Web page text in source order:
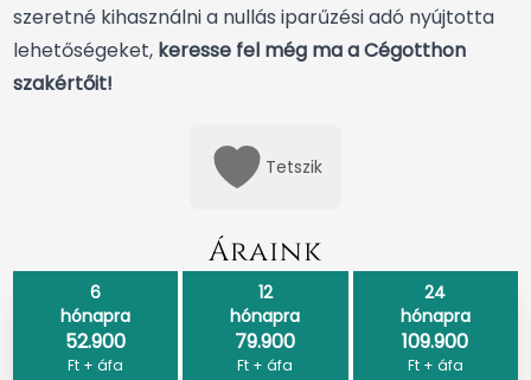
szeretné kihasználni a nullás iparűzési adó nyújtotta
lehetőségeket, keresse fel még ma a Cégotthon
szakértőit!
Tetszik
Áraink
6
hónapra
52.900
Ft + áfa
12
hónapra
79.900
Ft + áfa
24
hónapra
109.900
Ft + áfa